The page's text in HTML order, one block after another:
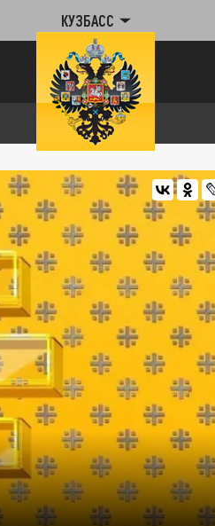
КУЗБАСС